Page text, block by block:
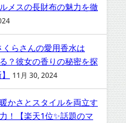
メスの長財布の魅力を徹
くらさんの愛用香水は
？彼女の香りの秘密を探
11月 30, 2024
かさとスタイルを両立す
！【楽天1位✨話題のマ